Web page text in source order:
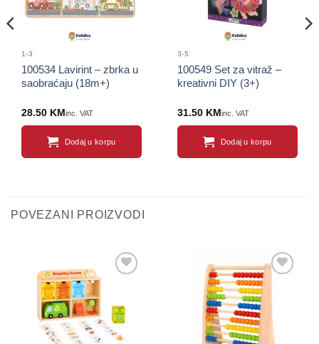
1-3
100534 Lavirint – zbrka u
saobraćaju (18m+)
28.50 KM inc. VAT
Dodaj u korpu
3-5
100549 Set za vitraž –
kreativni DIY (3+)
31.50 KM inc. VAT
Dodaj u korpu
POVEZANI PROIZVODI
Sačuvaj
proizvod